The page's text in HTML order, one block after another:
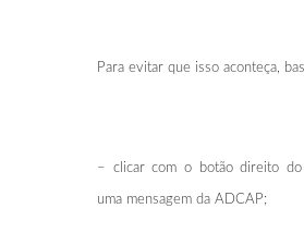
Para evitar que isso aconteça,
– clicar com o botão direito do
uma mensagem da ADCAP;